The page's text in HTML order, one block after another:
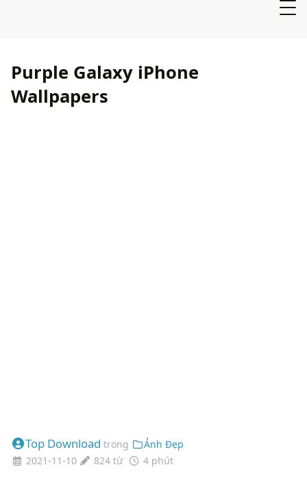
Purple Galaxy iPhone
Wallpapers
Top Download trong
Ảnh Đẹp
2021-11-10
824 từ 4 phút